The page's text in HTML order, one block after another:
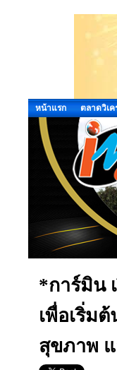
หน้าแรก ตลาดวิเค
*การ์มิน
เพื่อเริ่ม
สุขภาพ